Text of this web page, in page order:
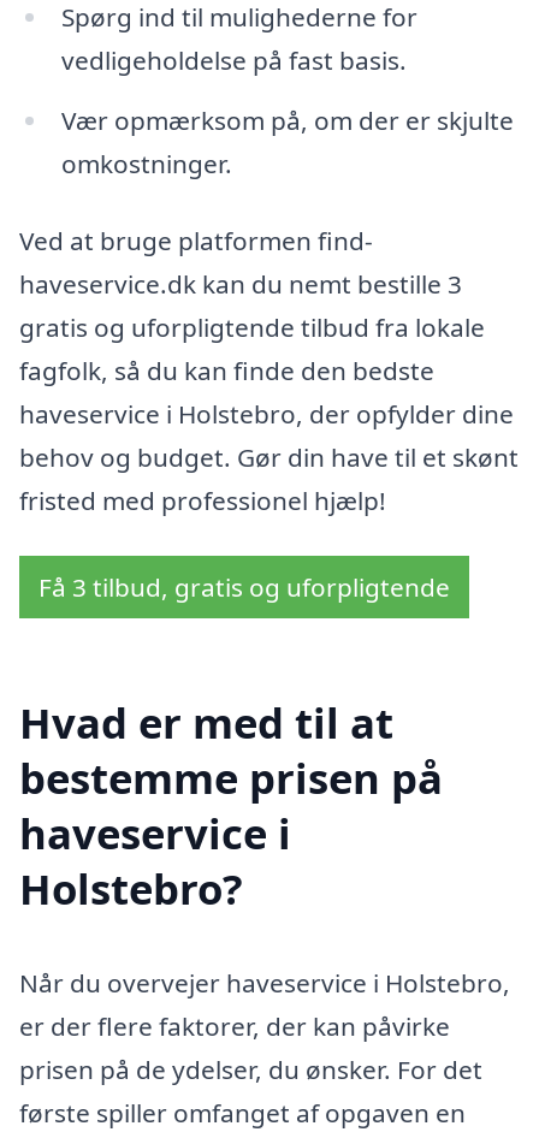
Spørg ind til mulighederne for
vedligeholdelse på fast basis.
Vær opmærksom på, om der er skjulte
omkostninger.
Ved at bruge platformen find-
haveservice.dk kan du nemt bestille 3
gratis og uforpligtende tilbud fra lokale
fagfolk, så du kan finde den bedste
haveservice i Holstebro, der opfylder dine
behov og budget. Gør din have til et skønt
fristed med professionel hjælp!
Få 3 tilbud, gratis og uforpligtende
Hvad er med til at
bestemme prisen på
haveservice i
Holstebro?
Når du overvejer haveservice i Holstebro,
er der flere faktorer, der kan påvirke
prisen på de ydelser, du ønsker. For det
første spiller omfanget af opgaven en